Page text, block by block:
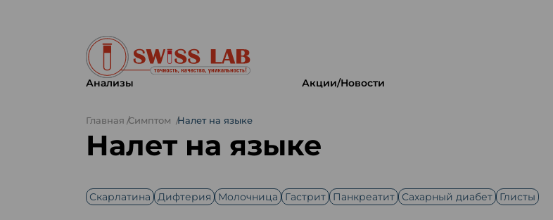
Анализы Акции/Новости
Главная Симптом Налет на языке
Налет на языке
Скарлатина Дифтерия Молочница Гастрит Панкреатит Сахарный диабет Глисты